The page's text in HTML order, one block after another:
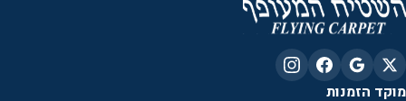
מוקד הזמנות